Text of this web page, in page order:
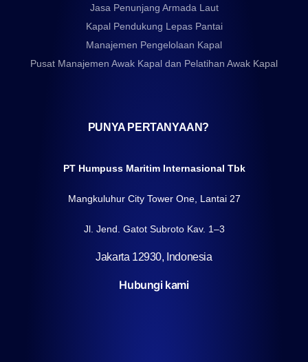
Jasa Penunjang Armada Laut
Kapal Pendukung Lepas Pantai
Manajemen Pengelolaan Kapal
Pusat Manajemen Awak Kapal dan Pelatihan Awak Kapal
PUNYA PERTANYAAN?
PT Humpuss Maritim Internasional Tbk
Mangkuluhur City Tower One, Lantai 27
Jl. Jend. Gatot Subroto Kav. 1–3
Jakarta 12930, Indonesia
Hubungi kami